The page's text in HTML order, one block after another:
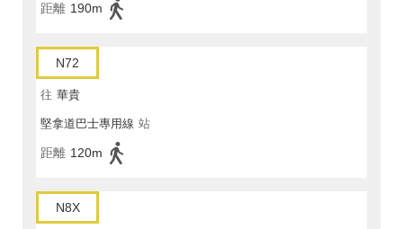
距離 190m
N72
往 華貴
堅拿道巴士專用線 站
距離 120m
N8X